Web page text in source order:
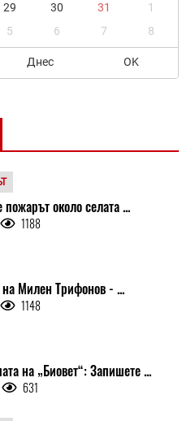
29 30 31
1
5 6 7 8
Днес OK
около селата ...
1188
Милен Трифонов - ...
1148
на „Биовет“: Запишете ...
631